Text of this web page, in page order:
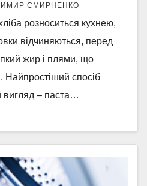
СМИРНЕНКО
розноситься кухнею,
відчиняються, перед
жир і плями, що
Найпростіший спосіб
вигляд – паста…